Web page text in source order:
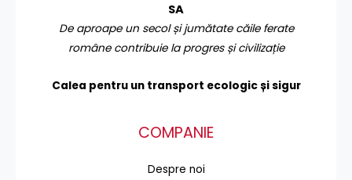
SA
De aproape un secol și jumătate căile ferate
române contribuie la progres și civilizație
Calea pentru un transport ecologic și sigur
COMPANIE
Despre noi